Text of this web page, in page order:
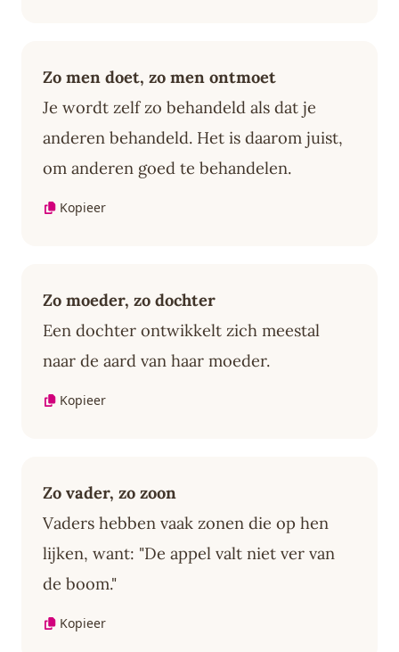
Zo men doet, zo men ontmoet
Je wordt zelf zo behandeld als dat je
anderen behandeld. Het is daarom juist,
om anderen goed te behandelen.
Kopieer
Zo moeder, zo dochter
Een dochter ontwikkelt zich meestal
naar de aard van haar moeder.
Kopieer
Zo vader, zo zoon
Vaders hebben vaak zonen die op hen
lijken, want: "De appel valt niet ver van
de boom."
Kopieer